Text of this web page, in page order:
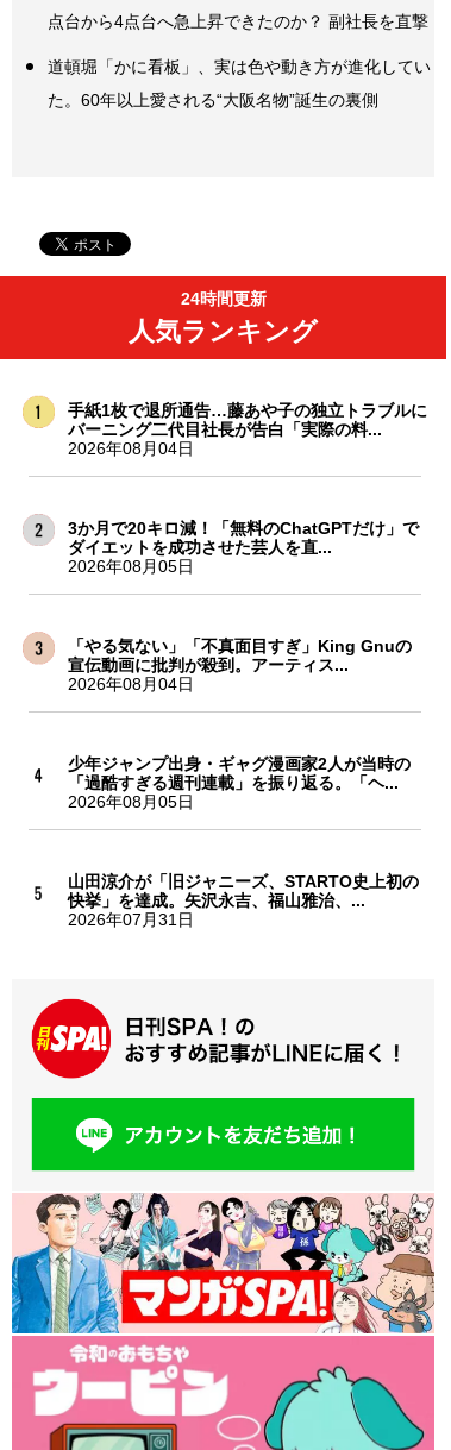
点台から4点台へ急上昇できたのか？ 副社長を直撃
道頓堀「かに看板」、実は色や動き方が進化してい
た。60年以上愛される“大阪名物”誕生の裏側
24時間更新
人気ランキング
手紙1枚で退所通告…藤あや子の独立トラブルに
バーニング二代目社長が告白「実際の料...
2026年08月04日
3か月で20キロ減！「無料のChatGPTだけ」で
ダイエットを成功させた芸人を直...
2026年08月05日
「やる気ない」「不真面目すぎ」King Gnuの
宣伝動画に批判が殺到。アーティス...
2026年08月04日
少年ジャンプ出身・ギャグ漫画家2人が当時の
「過酷すぎる週刊連載」を振り返る。「ヘ...
2026年08月05日
山田涼介が「旧ジャニーズ、STARTO史上初の
快挙」を達成。矢沢永吉、福山雅治、...
2026年07月31日